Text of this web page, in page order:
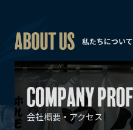
私たちについて
会社概要・アクセス